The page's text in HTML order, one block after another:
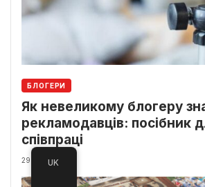
БЛОГЕРИ
Як невеликому блогеру
рекламодавців: посібник
співпраці
29 Липня, 2023
UK